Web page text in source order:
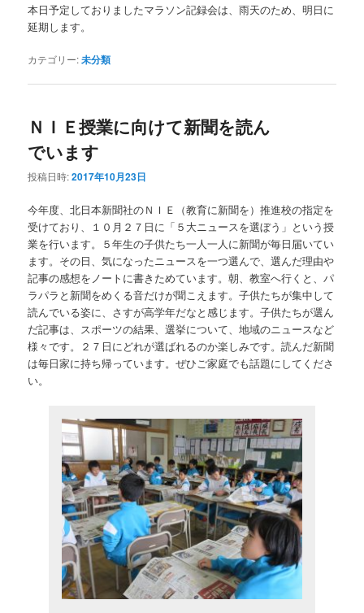
本日予定しておりましたマラソン記録会は、雨天のため、明日に
延期します。
カテゴリー:未分類
ＮＩＥ授業に向けて新聞を読ん
でいます
投稿日時:2017年10月23日
今年度、北日本新聞社のＮＩＥ（教育に新聞を）推進校の指定を
受けており、１０月２７日に「５大ニュースを選ぼう」という授
業を行います。５年生の子供たち一人一人に新聞が毎日届いてい
ます。その日、気になったニュースを一つ選んで、選んだ理由や
記事の感想をノートに書きためています。朝、教室へ行くと、パ
ラパラと新聞をめくる音だけが聞こえます。子供たちが集中して
読んでいる姿に、さすが高学年だなと感じます。子供たちが選ん
だ記事は、スポーツの結果、選挙について、地域のニュースなど
様々です。２７日にどれが選ばれるのか楽しみです。読んだ新聞
は毎日家に持ち帰っています。ぜひご家庭でも話題にしてくださ
い。